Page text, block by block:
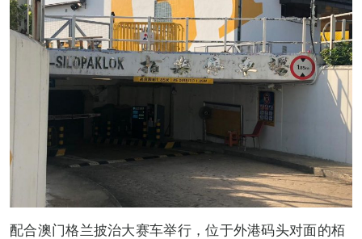
配合澳门格兰披治大赛车举行，位于外港码头对面的栢